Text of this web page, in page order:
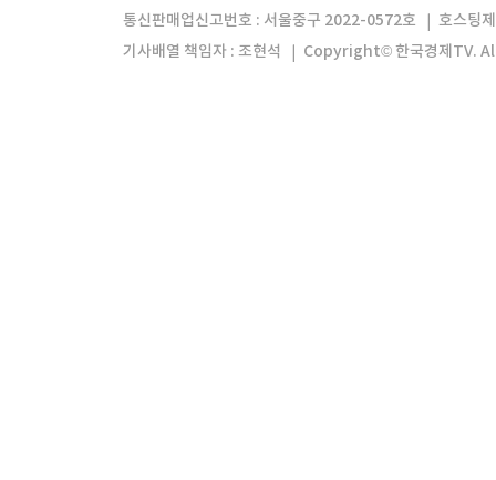
통신판매업신고번호 : 서울중구 2022-0572호
호스팅
기사배열 책임자 : 조현석
Copyright© 한국경제TV.